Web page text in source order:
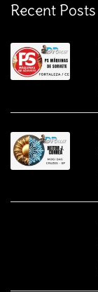
Recent Posts